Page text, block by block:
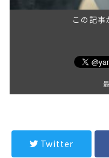
この記事
Twitter